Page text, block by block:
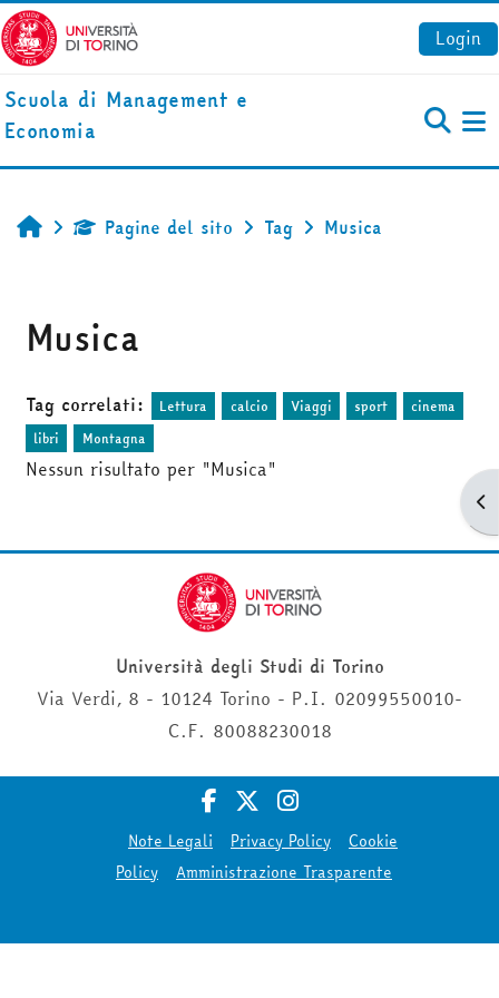
Vai al contenuto principale
Login
Scuola di Management e
Economia
HomePagine del sito Tag Musica
Musica
Tag correlati: Lettura calcio Viaggi sport
cinema
libri
Montagna
Nessun risultato per "Musica"
Università degli Studi di Torino
Via Verdi, 8 - 10124 Torino - P.I. 02099550010-
C.F. 80088230018
Note Legali Privacy Policy
Cookie
Policy
Amministrazione Trasparente